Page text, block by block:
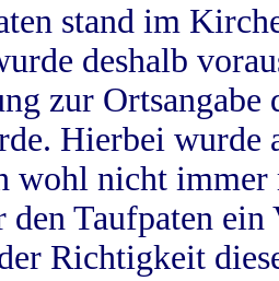
stand im
deshalb
zur
Hierbei wurde
wohl nicht
den Taufpaten
Richtigkeit